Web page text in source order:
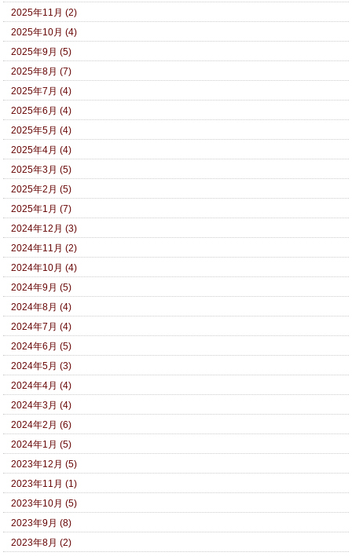
2025年11月 (2)
2025年10月 (4)
2025年9月 (5)
2025年8月 (7)
2025年7月 (4)
2025年6月 (4)
2025年5月 (4)
2025年4月 (4)
2025年3月 (5)
2025年2月 (5)
2025年1月 (7)
2024年12月 (3)
2024年11月 (2)
2024年10月 (4)
2024年9月 (5)
2024年8月 (4)
2024年7月 (4)
2024年6月 (5)
2024年5月 (3)
2024年4月 (4)
2024年3月 (4)
2024年2月 (6)
2024年1月 (5)
2023年12月 (5)
2023年11月 (1)
2023年10月 (5)
2023年9月 (8)
2023年8月 (2)